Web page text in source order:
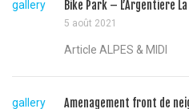
gallery Bike Park – L’Argentiere La
5 août 2021
Article ALPES & MIDI
gallery
Amenagement front de